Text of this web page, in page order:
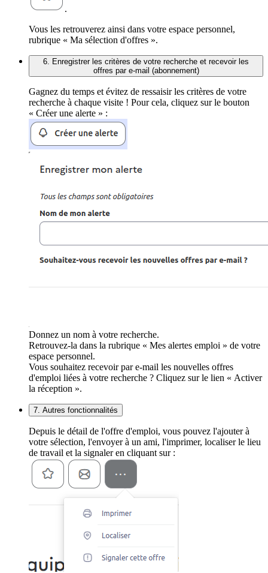
.
Vous les retrouverez ainsi dans votre espace personnel,
rubrique « Ma sélection d'offres ».
6. Enregistrer les critères de votre recherche et recevoir les
offres par e-mail (abonnement)
Gagnez du temps et évitez de ressaisir les critères de votre
recherche à chaque visite ! Pour cela, cliquez sur le bouton
« Créer une alerte » :
Donnez un nom à votre recherche.
Retrouvez-la dans la rubrique « Mes alertes emploi » de votre
espace personnel.
Vous souhaitez recevoir par e-mail les nouvelles offres
d'emploi liées à votre recherche ? Cliquez sur le lien « Activer
la réception ».
7. Autres fonctionnalités
Depuis le détail de l'offre d'emploi, vous pouvez l'ajouter à
votre sélection, l'envoyer à un ami, l'imprimer, localiser le lieu
de travail et la signaler en cliquant sur :